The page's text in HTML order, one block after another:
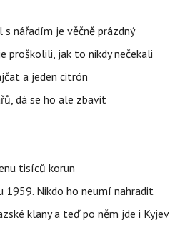
nářadím je věčně prázdný
proškolili, jak to nikdy nečekali
a jeden citrón
dá se ho ale zbavit
tisíců korun
1959. Nikdo ho neumí nahradit
klany a teď po něm jde i Kyjev